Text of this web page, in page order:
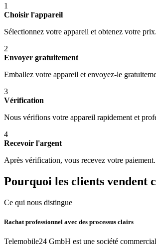
1
Choisir l'appareil
Sélectionnez votre appareil et obtenez votre prix.
2
Envoyer gratuitement
Emballez votre appareil et envoyez-le
3
Vérification
Nous vérifions votre appareil rapidement et
4
Recevoir l'argent
Après vérification, vous recevez votre paiement.
Pourquoi les clients vendent
Ce qui nous distingue
Rachat professionnel avec des processus clairs
Telemobile24 GmbH est une société